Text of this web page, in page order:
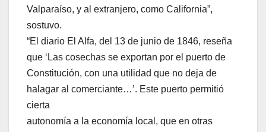
Valparaíso, y al extranjero, como California”,
sostuvo.
“El diario El Alfa, del 13 de junio de 1846, reseña
que ‘Las cosechas se exportan por el puerto de
Constitución, con una utilidad que no deja de
halagar al comerciante…’. Este puerto permitió
cierta
autonomía a la economía local, que en otras